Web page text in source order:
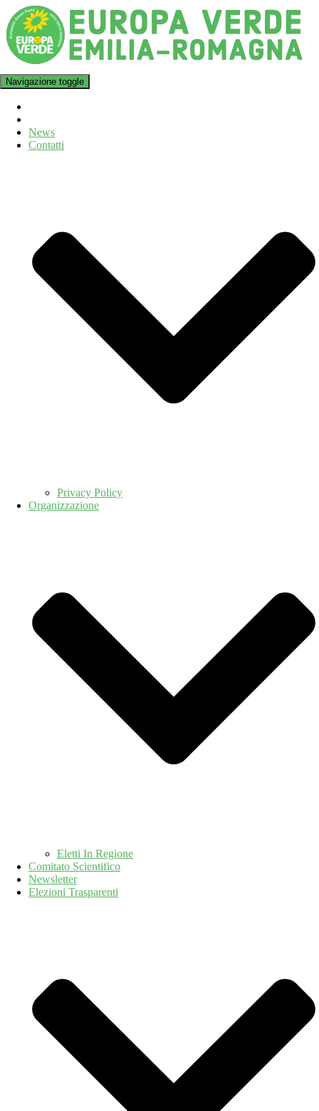
Navigazione toggle
News
Contatti
Privacy Policy
Organizzazione
Eletti In Regione
Comitato Scientifico
Newsletter
Elezioni Trasparenti